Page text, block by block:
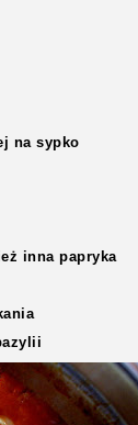
na sypko
inna papryka